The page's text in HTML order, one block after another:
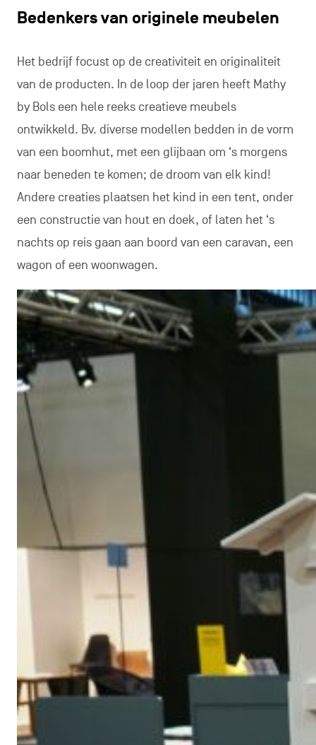
Bedenkers van originele meubelen
Het bedrijf focust op de creativiteit en originaliteit
van de producten. In de loop der jaren heeft Mathy
by Bols een hele reeks creatieve meubels
ontwikkeld. Bv. diverse modellen bedden in de vorm
van een boomhut, met een glijbaan om ‘s morgens
naar beneden te komen; de droom van elk kind!
Andere creaties plaatsen het kind in een tent, onder
een constructie van hout en doek, of laten het ‘s
nachts op reis gaan aan boord van een caravan, een
wagon of een woonwagen.